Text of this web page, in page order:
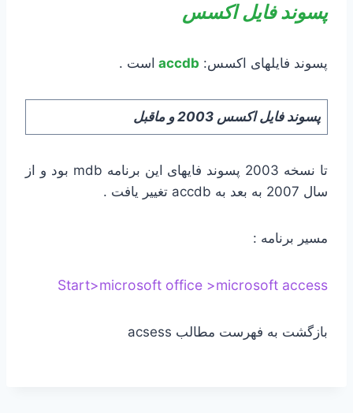
پسوند فایل اکسس
پسوند فایلهای اکسس: accdb است .
پسوند فایل اکسس 2003 و ماقبل
تا نسخه 2003 پسوند فایهای این برنامه mdb بود و از
سال 2007 به بعد به accdb تغییر یافت .
مسیر برنامه :
Start>microsoft office >microsoft access
بازگشت به فهرست مطالب acsess